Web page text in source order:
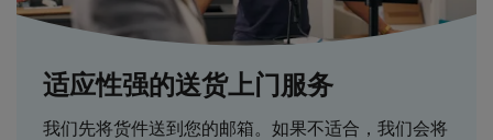
适应性强的送货上门服务
我们先将货件送到您的邮箱。如果不适合，我们会将